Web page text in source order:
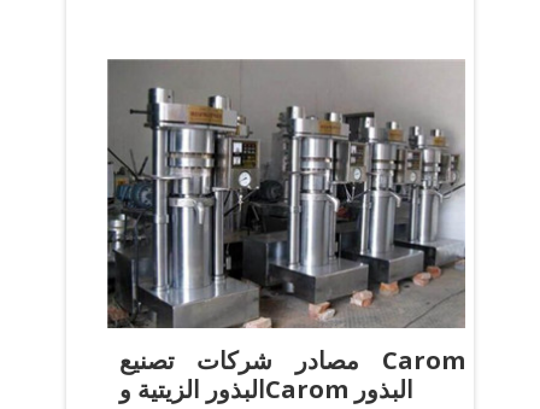
مصادر شركات تصنيع Carom
البذور الزيتية وCarom البذور